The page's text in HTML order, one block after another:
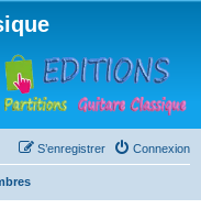
Connexion
S’enregistrer